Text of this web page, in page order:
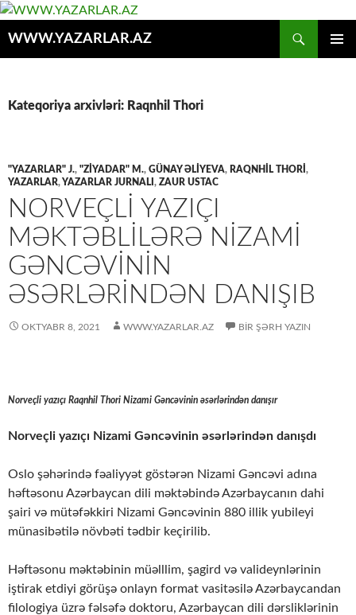
WWW.YAZARLAR.AZ
Kateqoriya arxivləri: Raqnhil Thori
"YAZARLAR" J., "ZİYADAR" M., GÜNAY ƏLIYEVA, RAQNHIL THORI ,
YAZARLAR,YAZARLAR JURNALI , ZAUR USTAC
NORVEÇLI YAZIÇI
MƏKTƏBLILƏRƏ NIZAMI
GƏNCƏVININ
ƏSƏRLƏRINDƏN DANIŞIB
OKTYABR 8, 2021 WWW.YAZARLAR.AZ BIR ŞƏRH YAZIN
Norveçli yazıçı Raqnhil Thori Nizami Gəncəvinin əsərlərindən danışır
Norveçli yazıçı Nizami Gəncəvinin əsərlərindən danışdı
Oslo şəhərində fəaliyyət göstərən Nizami Gəncəvi adına
həftəsonu Azərbaycan dili məktəbində Azərbaycanın dahi
şairi və mütəfəkkiri Nizami Gəncəvinin 880 illik yubileyi
münasibətilə növbəti tədbir keçirilib.
Həftəsonu məktəbinin müəlllim, şagird və valideynlərinin
iştirak etdiyi görüşə onlayn format vasitəsilə Azərbaycandan
filologiya üzrə fəlsəfə doktoru, Azərbaycan dili dərsliklərinin